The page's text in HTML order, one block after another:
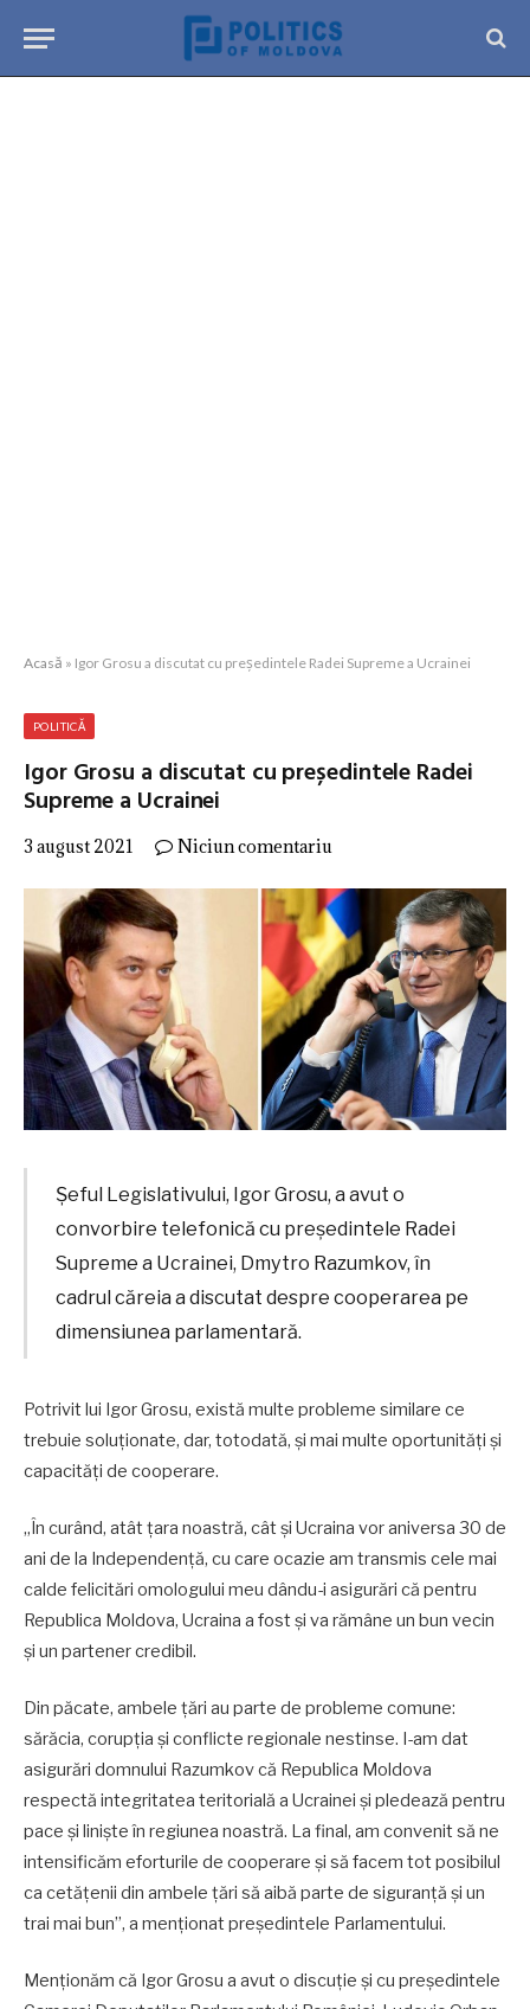
Acasă » Igor Grosu a discutat cu președintele Radei Supreme a Ucrainei
POLITICĂ
Igor Grosu a discutat cu președintele Radei
Supreme a Ucrainei
3 august 2021 Niciun comentariu
Șeful Legislativului, Igor Grosu, a avut o
convorbire telefonică cu președintele Radei
Supreme a Ucrainei, Dmytro Razumkov, în
cadrul căreia a discutat despre cooperarea pe
dimensiunea parlamentară.
Potrivit lui Igor Grosu, există multe probleme similare ce
trebuie soluționate, dar, totodată, și mai multe oportunități și
capacități de cooperare.
„În curând, atât țara noastră, cât și Ucraina vor aniversa 30 de
ani de la Independență, cu care ocazie am transmis cele mai
calde felicitări omologului meu dându-i asigurări că pentru
Republica Moldova, Ucraina a fost și va rămâne un bun vecin
și un partener credibil.
Din păcate, ambele țări au parte de probleme comune:
sărăcia, corupția și conflicte regionale nestinse. I-am dat
asigurări domnului Razumkov că Republica Moldova
respectă integritatea teritorială a Ucrainei și pledează pentru
pace și liniște în regiunea noastră. La final, am convenit să ne
intensificăm eforturile de cooperare și să facem tot posibilul
ca cetățenii din ambele țări să aibă parte de siguranță și un
trai mai bun”, a menționat președintele Parlamentului.
Menționăm că Igor Grosu a avut o discuție și cu președintele